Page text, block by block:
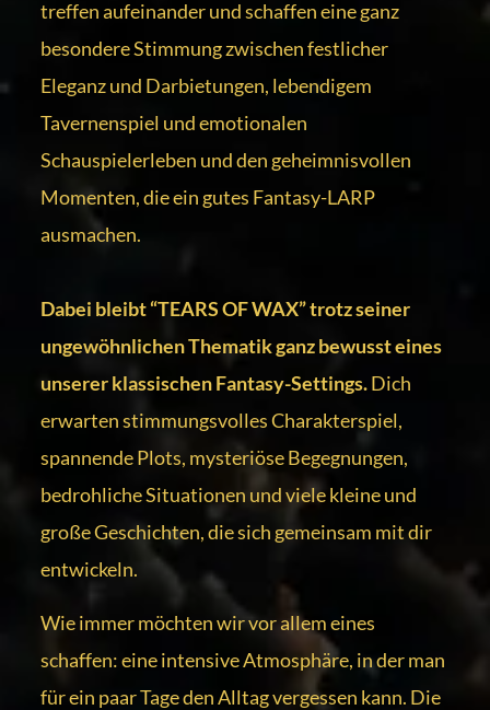
treffen aufeinander und schaffen eine ganz
besondere Stimmung zwischen festlicher
Eleganz und Darbietungen, lebendigem
Tavernenspiel und emotionalen
Schauspielerleben und den geheimnisvollen
Momenten, die ein gutes Fantasy-LARP
ausmachen.
Dabei bleibt “TEARS OF WAX” trotz seiner
ungewöhnlichen Thematik ganz bewusst eines
unserer klassischen Fantasy-Settings.Dich
erwarten stimmungsvolles Charakterspiel,
spannende Plots, mysteriöse Begegnungen,
bedrohliche Situationen und viele kleine und
große Geschichten, die sich gemeinsam mit dir
entwickeln.
Wie immer möchten wir vor allem eines
schaffen: eine intensive Atmosphäre, in der man
für ein paar Tage den Alltag vergessen kann. Die